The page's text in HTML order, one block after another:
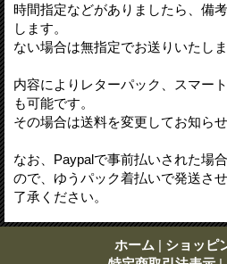
時間指定などがありましたら、備
します。
ない場合は無指定でお送りいたしま
内容によりレターパック、スマー
も可能です。
その場合は送料を変更してお知らせ
なお、Paypalで事前払いされた場
ので、ゆうパック着払いで発送さ
了承ください。
ホーム | ショッピ